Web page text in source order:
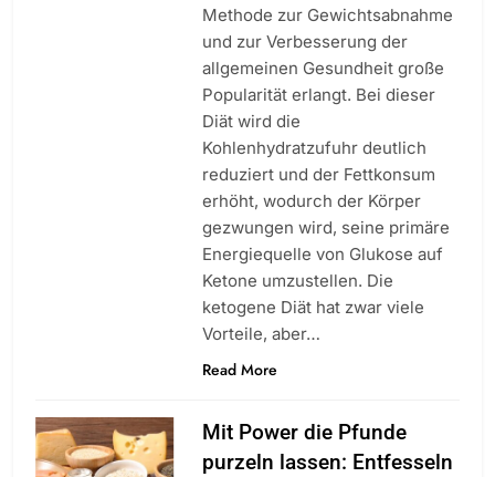
Methode zur Gewichtsabnahme
und zur Verbesserung der
allgemeinen Gesundheit große
Popularität erlangt. Bei dieser
Diät wird die
Kohlenhydratzufuhr deutlich
reduziert und der Fettkonsum
erhöht, wodurch der Körper
gezwungen wird, seine primäre
Energiequelle von Glukose auf
Ketone umzustellen. Die
ketogene Diät hat zwar viele
Vorteile, aber…
Read More
Mit Power die Pfunde
purzeln lassen: Entfesseln